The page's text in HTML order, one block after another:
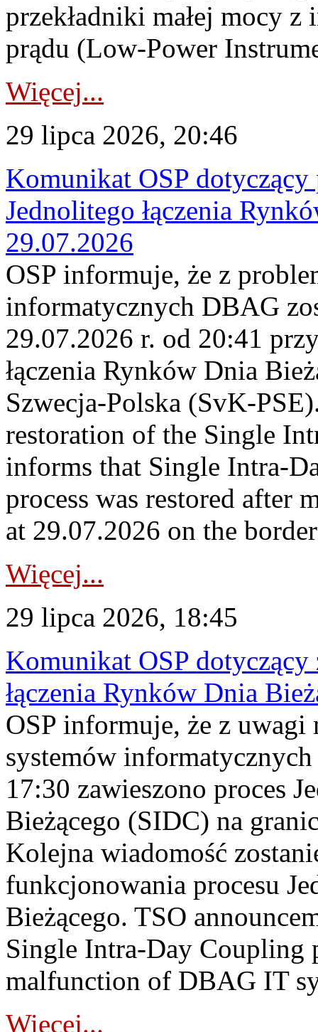
przekładniki małej mocy
prądu (Low-Power
Więcej...
29 lipca 2026, 20:46
Komunikat OSP
Jednolitego łączenia
29.07.2026
OSP informuje, że z
informatycznych DBAG
29.07.2026 r. od 20:41
łączenia Rynków Dnia
Szwecja-Polska (SvK-
restoration of the Single
informs that Single Intra-
process was restored after
at 29.07.2026 on the
Więcej...
29 lipca 2026, 18:45
Komunikat OSP dotyczący
łączenia Rynków Dnia
OSP informuje, że z uwagi
systemów
17:30 zawieszono proces
Bieżącego (SIDC) na
Kolejna wiadomość
funkcjonowania procesu
Bieżącego. TSO
Single Intra-Day Coupling
malfunction of DBAG IT
Więcej...